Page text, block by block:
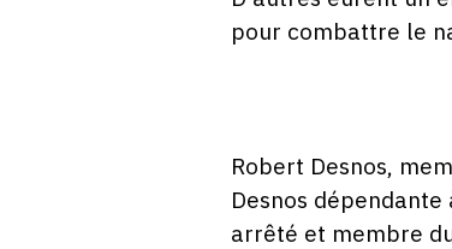
pour combattre le
Robert Desnos,
Desnos
arrêté et membre